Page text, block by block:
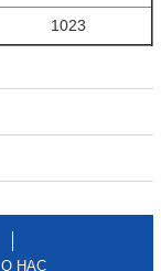
1023
О НАС